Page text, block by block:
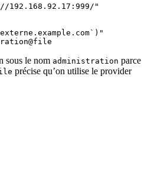
192.168.92.17:999/"
sous le nom administration parce
précise qu’on utilise le provider